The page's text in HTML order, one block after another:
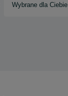
Wybrane dla Ciebie